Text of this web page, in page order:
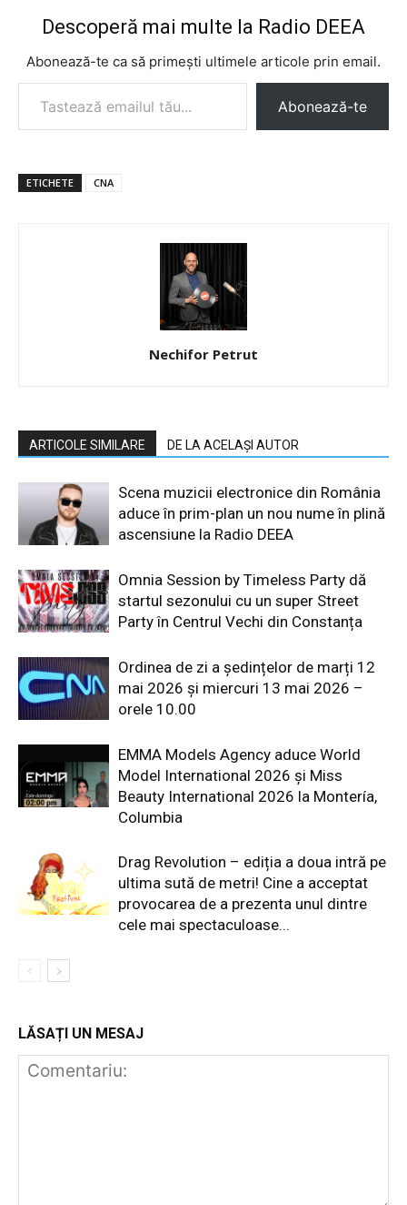
Descoperă mai multe la Radio DEEA
Abonează-te ca să primești ultimele articole prin email.
Tastează emailul tău...
Abonează-te
ETICHETE CNA
Nechifor Petrut
ARTICOLE SIMILARE DE LA ACELAȘI AUTOR
Scena muzicii electronice din România
aduce în prim-plan un nou nume în plină
ascensiune la Radio DEEA
Omnia Session by Timeless Party dă
startul sezonului cu un super Street
Party în Centrul Vechi din Constanța
Ordinea de zi a ședințelor de marți 12
mai 2026 și miercuri 13 mai 2026 –
orele 10.00
EMMA Models Agency aduce World
Model International 2026 și Miss
Beauty International 2026 la Montería,
Columbia
Drag Revolution – ediția a doua intră pe
ultima sută de metri! Cine a acceptat
provocarea de a prezenta unul dintre
cele mai spectaculoase...
LĂSAȚI UN MESAJ